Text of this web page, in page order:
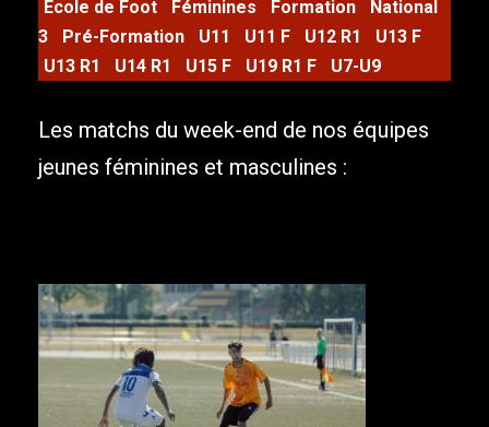
Ecole de Foot
Féminines Formation
National
3
Pré-Formation U11 U11 F U12 R1
U13 F
U13 R1
U14 R1 U15 F U19 R1 F U7-U9
Les matchs du week-end de nos équipes
jeunes féminines et masculines :